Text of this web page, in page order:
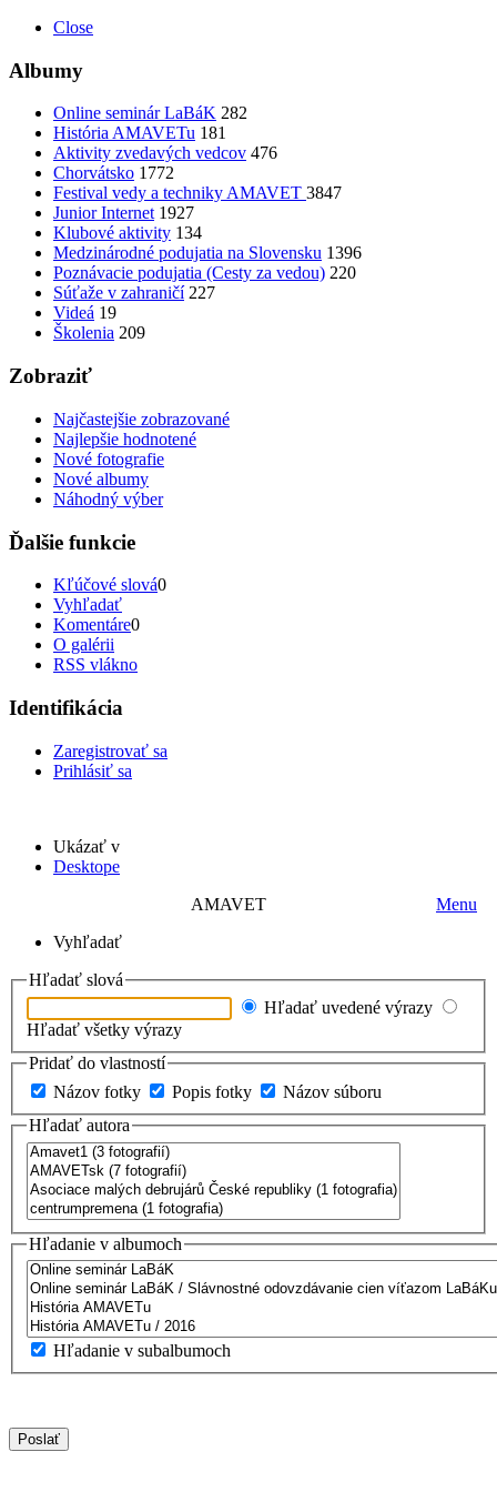
Close
Albumy
Online seminár LaBáK 282
História AMAVETu 181
Aktivity zvedavých vedcov 476
Chorvátsko 1772
Festival vedy a techniky AMAVET 3847
Junior Internet 1927
Klubové aktivity 134
Medzinárodné podujatia na Slovensku 1396
Poznávacie podujatia (Cesty za vedou) 220
Súťaže v zahraničí 227
Videá 19
Školenia 209
Zobraziť
Najčastejšie zobrazované
Najlepšie hodnotené
Nové fotografie
Nové albumy
Náhodný výber
Ďalšie funkcie
Kľúčové slová0
Vyhľadať
Komentáre0
O galérii
RSS vlákno
Identifikácia
Zaregistrovať sa
Prihlásiť sa
Ukázať v
Desktope
AMAVET
Menu
Vyhľadať
Hľadať slová
Hľadať uvedené výrazy
Hľadať všetky výrazy
Pridať do vlastností
Názov fotky
Popis fotky
Názov súboru
Hľadať autora
Hľadanie v albumoch
Hľadanie v subalbumoch